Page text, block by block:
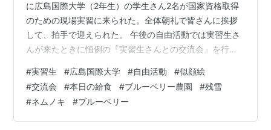
に広島国際大学（2年生）の学生さん2名が国家資格取得
のための現場実習に来られた。全体朝礼で皆さんに挨拶
して、拍手で迎えられた。 午後の自由活動では実習生さ
んが来たときに恒例の『実習生さんとの交流会』を行っ
描く。 色鉛筆やマッキー、クーピーなど使って、真剣に
描く。 似顔絵を描き終わったら、自己紹介をして 描いた
似顔絵を手渡した。この後、実習生さんの自己紹介もあ
って、お互いに交流を深めることができた。 本日の給
#実習生 #広島国際大学 #自由活動 #似顔絵
#交流会 #本日の給食 #ブルーベリー農園 #残雪
#ネムノキ #ブルーベリー